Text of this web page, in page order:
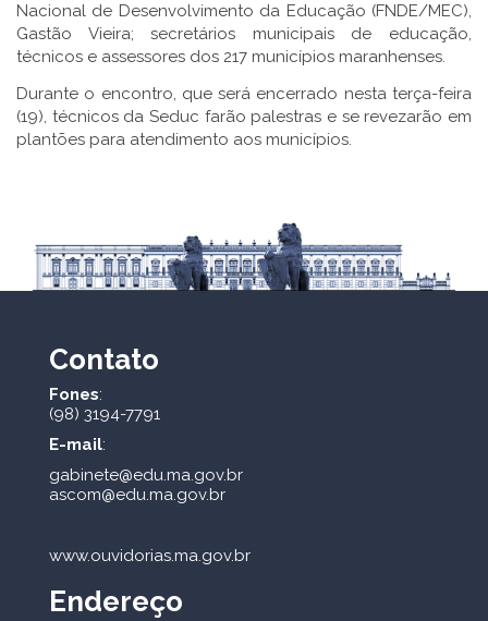
Nacional de Desenvolvimento da Educação (FNDE/MEC),
Gastão Vieira; secretários municipais de educação,
técnicos e assessores dos 217 municípios maranhenses.
Durante o encontro, que será encerrado nesta terça-feira
(19), técnicos da Seduc farão palestras e se revezarão em
plantões para atendimento aos municípios.
Contato
Fones:
(98) 3194-7791
E-mail:
gabinete@edu.ma.gov.br
ascom@edu.ma.gov.br
www.ouvidorias.ma.gov.br
Endereço